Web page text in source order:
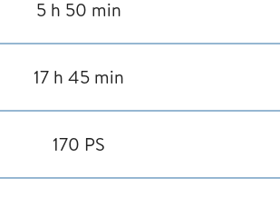
5 h 50 min
17 h 45 min
170 PS